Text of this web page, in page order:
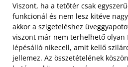
Viszont, ha a tetőtér csak
funkcionál és nem lesz kitéve
akkor a szigeteléshez
viszont már nem terhelhető
lépésálló nikecell, amit kellő
jellemez. Az összetételének